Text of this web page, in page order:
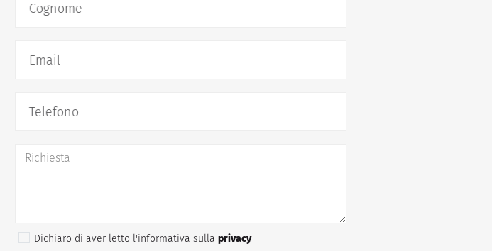
Cognome
Email
Telefono
Dichiaro di aver letto l'informativa sulla privacy